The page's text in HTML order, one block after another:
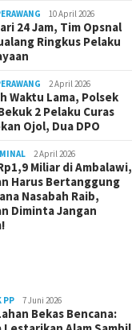
10 April 2026
24 Jam, Tim Opsnal
Ringkus Pelaku
2 April 2026
Waktu Lama, Polsek
2 Pelaku Curas
Ojol, Dua DPO
2 April 2026
Miliar di Ambalawi,
Harus Bertanggung
Nasabah Raib,
Diminta Jangan
PP 7 Juni 2026
Bekas Bencana: